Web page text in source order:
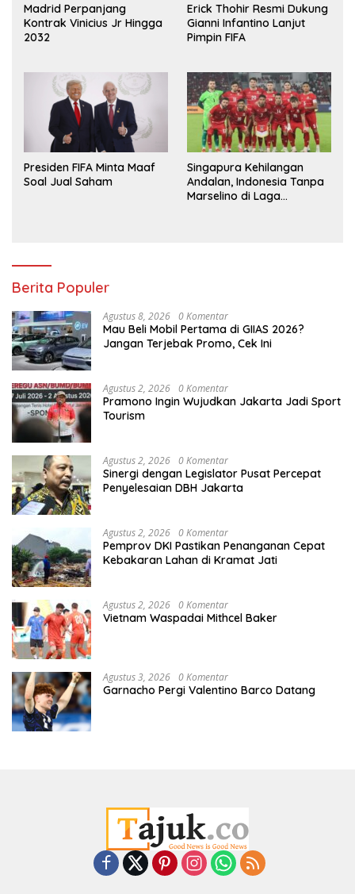
Madrid Perpanjang
Kontrak Vinicius Jr Hingga
2032
Erick Thohir Resmi Dukung
Gianni Infantino Lanjut
Pimpin FIFA
Presiden FIFA Minta Maaf
Soal Jual Saham
Singapura Kehilangan
Andalan, Indonesia Tanpa
Marselino di Laga
Berita Populer
Agustus 8, 2026 0 Komentar
Mau Beli Mobil Pertama di GIIAS 2026?
Jangan Terjebak Promo, Cek Ini
Agustus 2, 2026 0 Komentar
Pramono Ingin Wujudkan Jakarta Jadi Sport
Tourism
Agustus 2, 2026 0 Komentar
Sinergi dengan Legislator Pusat Percepat
Penyelesaian DBH Jakarta
Agustus 2, 2026 0 Komentar
Pemprov DKI Pastikan Penanganan Cepat
Kebakaran Lahan di Kramat Jati
Agustus 2, 2026 0 Komentar
Vietnam Waspadai Mithcel Baker
Agustus 3, 2026 0 Komentar
Garnacho Pergi Valentino Barco Datang